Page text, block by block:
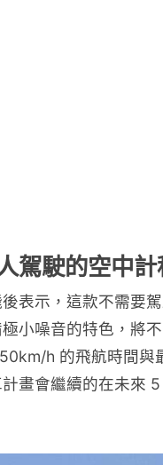
駕駛的空中計
表示，這款不需要
小噪音的特色，將
h 的飛航時間與
畫會繼續的在未來